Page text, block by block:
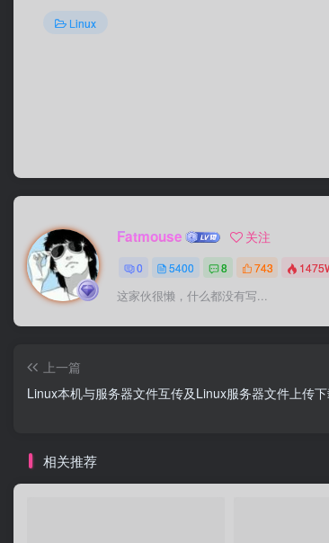
Linux
Fatmouse 关注
0 5400 8 743
这家伙很懒，什么都没有写...
上一篇
Linux本机与服务器文件互传及Linux服务器文件上传
相关推荐